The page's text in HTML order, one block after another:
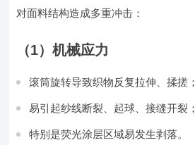
对面料结构造成多重冲击：
（1）机械应力
滚筒旋转导致织物反复拉伸、揉搓；
易引起纱线断裂、起球、接缝开裂；
特别是荧光涂层区域易发生剥落。